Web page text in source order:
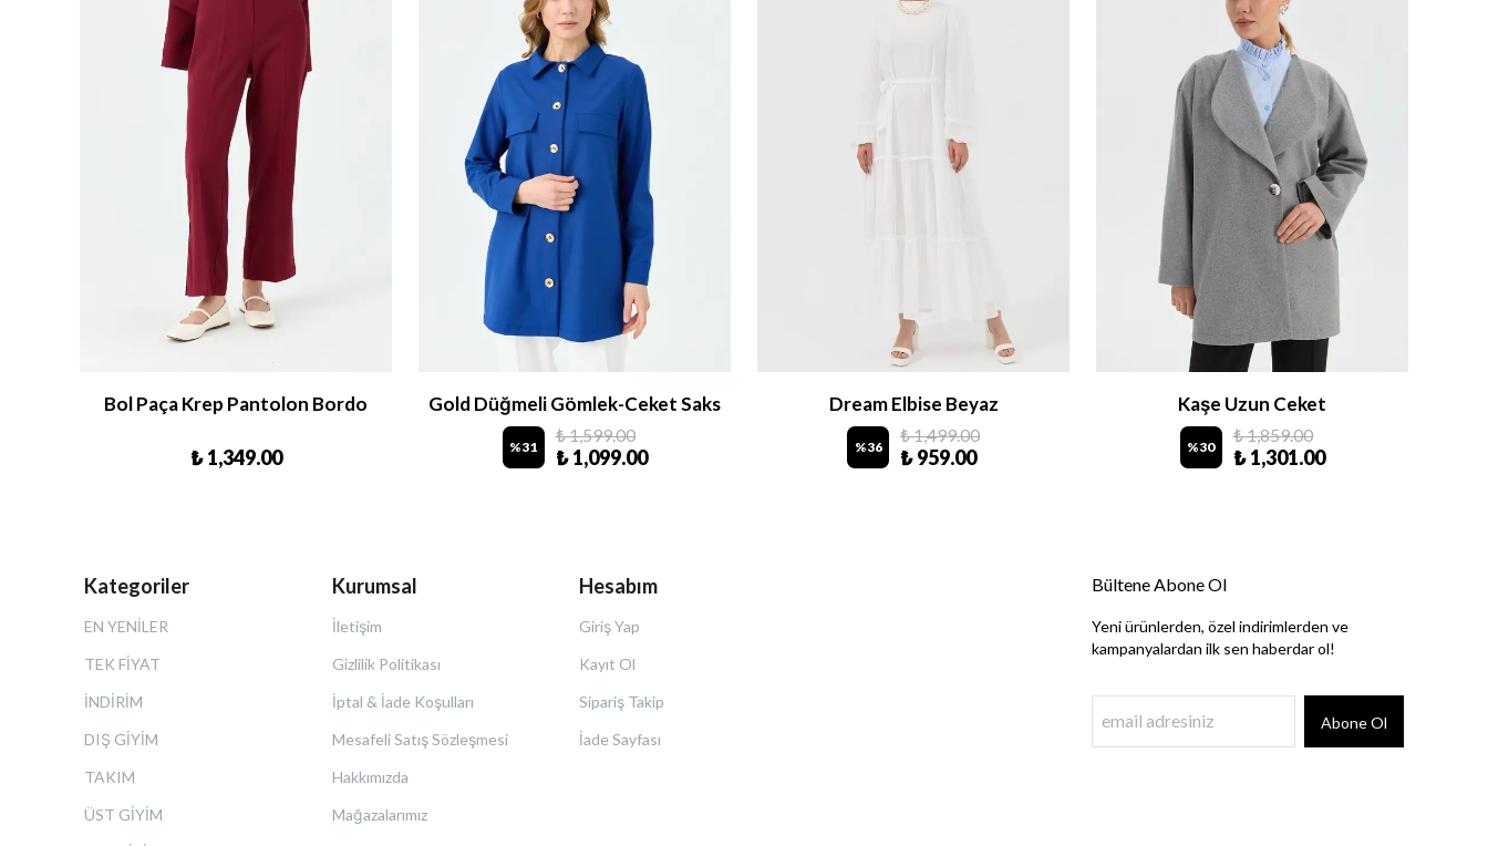
Bol Paça Krep Pantolon Bordo
₺ 1,349.00
Gold Düğmeli Gömlek-Ceket Saks
%31
₺ 1,599.00
₺ 1,099.00
Dream Elbise Beyaz
%36
₺ 1,499.00
₺ 959.00
Kaşe Uzun Ceket
%30
₺ 1,859.00
₺ 1,301.00
Kategoriler
EN YENİLER
TEK FİYAT
İNDİRİM
DIŞ GİYİM
TAKIM
ÜST GİYİM
Kurumsal
İletişim
Gizlilik Politikası
İptal & İade Koşulları
Mesafeli Satış Sözleşmesi
Hakkımızda
Mağazalarımız
Hesabım
Giriş Yap
Kayıt Ol
Sipariş Takip
İade Sayfası
Bültene Abone Ol
Yeni ürünlerden, özel indirimlerden ve
kampanyalardan ilk sen haberdar ol!
Abone Ol